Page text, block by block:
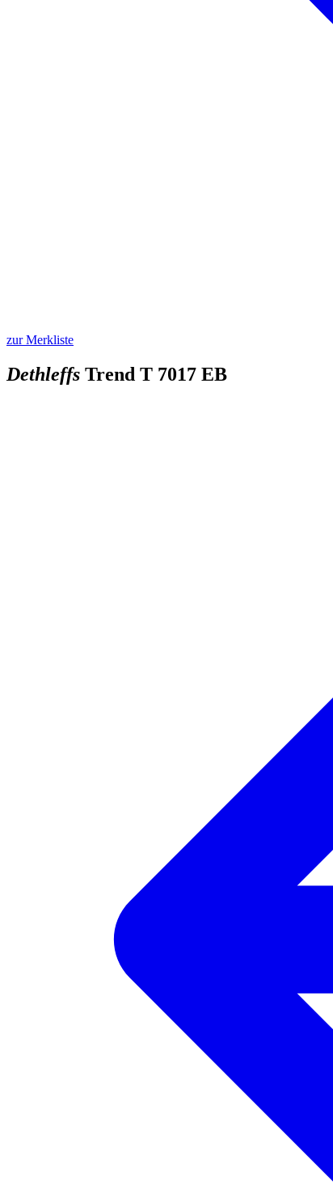
zur Merkliste
Dethleffs Trend T 7017 EB